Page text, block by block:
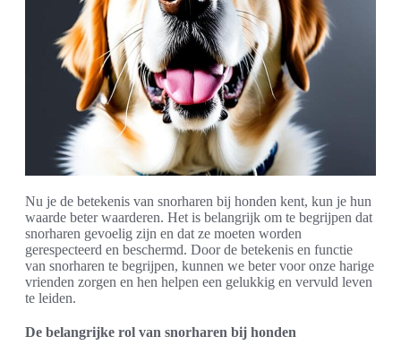
Nu je de betekenis van snorharen bij honden kent, kun je hun
waarde beter waarderen. Het is belangrijk om te begrijpen dat
snorharen gevoelig zijn en dat ze moeten worden
gerespecteerd en beschermd. Door de betekenis en functie
van snorharen te begrijpen, kunnen we beter voor onze harige
vrienden zorgen en hen helpen een gelukkig en vervuld leven
te leiden.
De belangrijke rol van snorharen bij honden